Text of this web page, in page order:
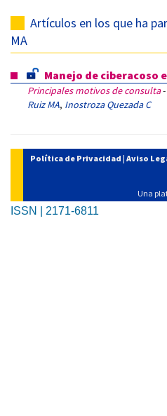
Artículos en los que ha
MA
Manejo de ciberacoso
Principales motivos de consulta-
Ruiz MA, Inostroza Quezada C
Política de Privacidad | Aviso
Una
ISSN | 2171-6811